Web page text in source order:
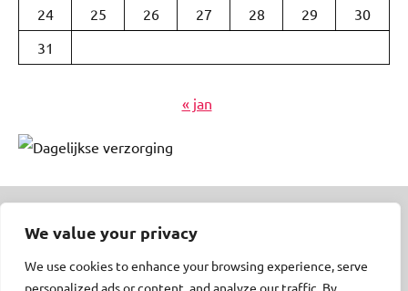
We value your privacy
We use cookies to enhance your browsing experience, serve
personalized ads or content, and analyze our traffic. By
24
25 26 27 28 29
30
31
« jan
Samenwerking met:
Oudersenzo.nl - Kinderliedjes.info